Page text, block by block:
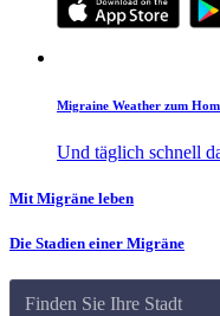
Migraine Weather zum
Und täglich schnell
Mit Migräne leben
Die Stadien einer Migräne
Finden Sie Ihre Stadt